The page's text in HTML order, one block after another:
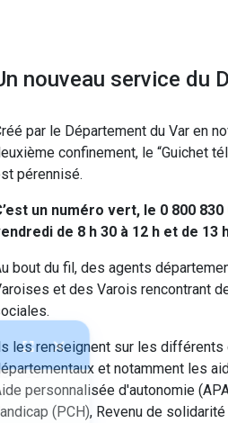
nouveau service du
par le Département du Var en
confinement, le “Guichet
pérennisé.
un numéro vert, le 0 800
de 8 h 30 à 12 h et de 13
bout du fil, des agents
et des Varois rencontrant
les renseignent sur les
et notamment les
personnalisée d'autonomie
(PCH), Revenu de
fullscreen close
vous
sur
puis-je